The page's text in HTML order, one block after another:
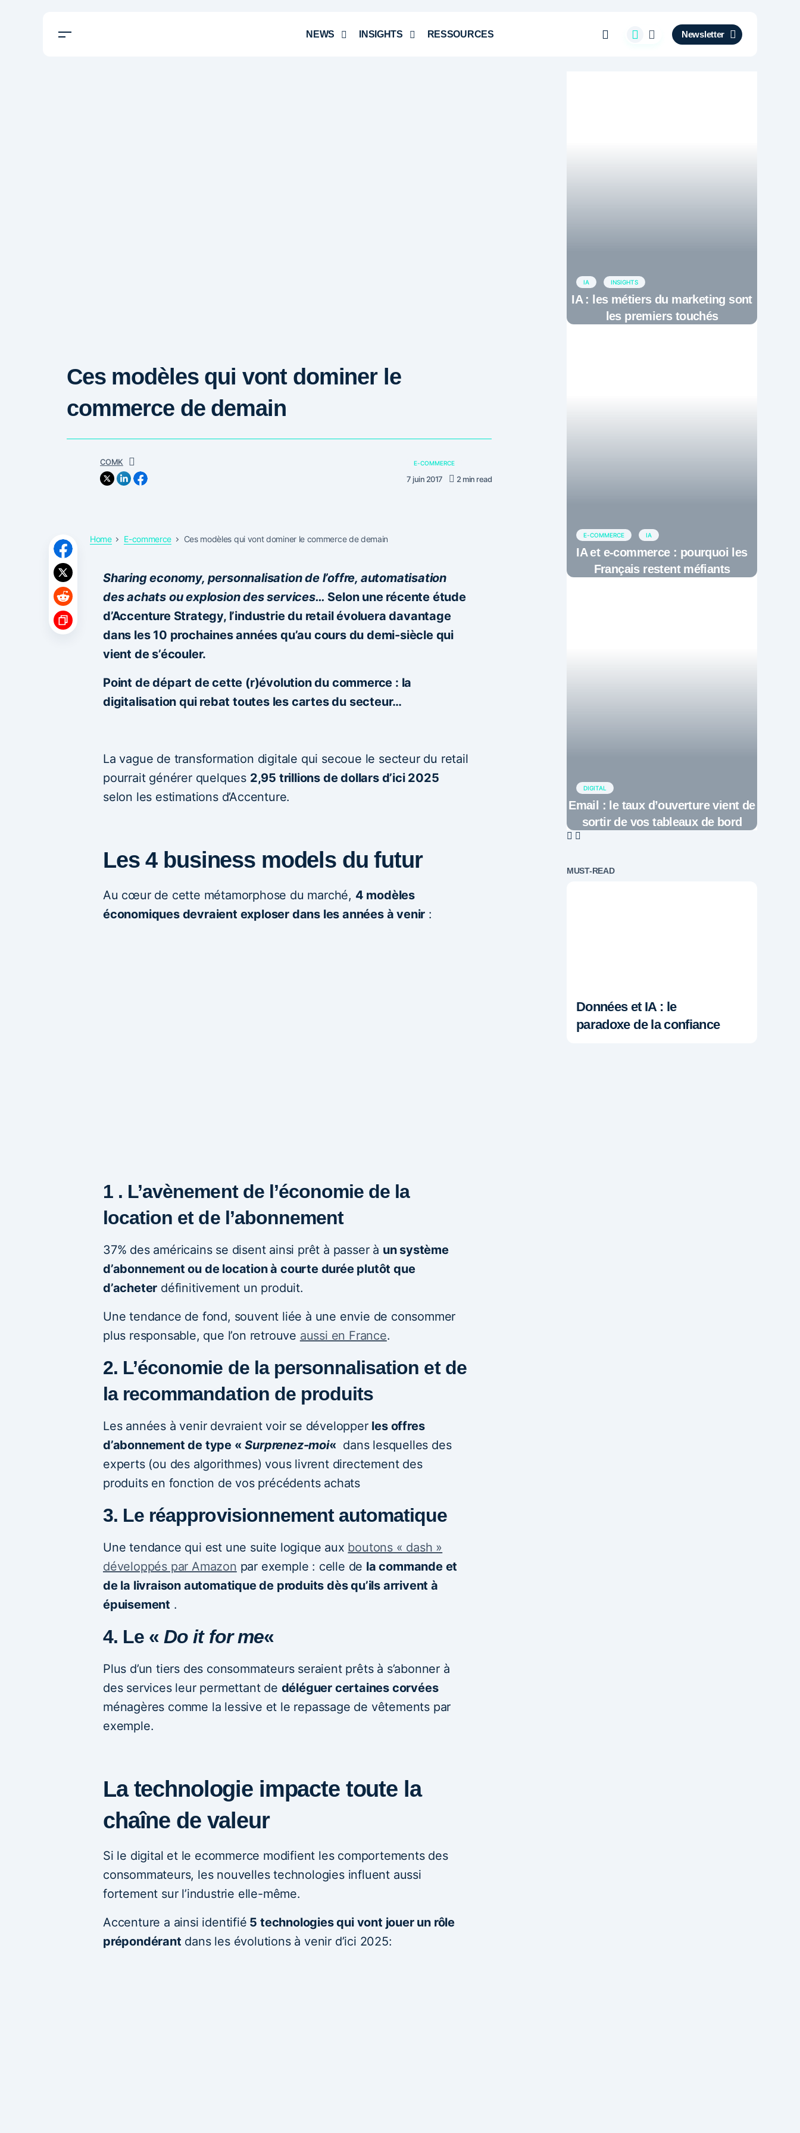
NEWS INSIGHTS RESSOURCES Newsletter
Ces modèles qui vont dominer le
commerce de demain
COMK E-COMMERCE
7 juin 2017 2 min read
Home E-commerce Ces modèles qui vont dominer le commerce de demain
Sharing economy, personnalisation de l’offre, automatisation
des achats ou explosion des services… Selon une récente étude
d’Accenture Strategy, l’industrie du retail évoluera davantage
dans les 10 prochaines années qu’au cours du demi-siècle qui
vient de s’écouler.
Point de départ de cette (r)évolution du commerce : la
digitalisation qui rebat toutes les cartes du secteur…
La vague de transformation digitale qui secoue le secteur du retail
pourrait générer quelques 2,95 trillions de dollars d’ici 2025
selon les estimations d’Accenture.
Les 4 business models du futur
Au cœur de cette métamorphose du marché, 4 modèles
économiques devraient exploser dans les années à venir :
1 . L’avènement de l’économie de la
location et de l’abonnement
37% des américains se disent ainsi prêt à passer à un système
d’abonnement ou de location à courte durée plutôt que
d’acheter définitivement un produit.
Une tendance de fond, souvent liée à une envie de consommer
plus responsable, que l’on retrouve aussi en France.
2. L’économie de la personnalisation et de
la recommandation de produits
Les années à venir devraient voir se développer les offres
d’abonnement de type «Surprenez-moi« dans lesquelles des
experts (ou des algorithmes) vous livrent directement des
produits en fonction de vos précédents achats
3. Le réapprovisionnement automatique
Une tendance qui est une suite logique aux boutons « dash »
développés par Amazon par exemple : celle de la commande et
de la livraison automatique de produits dès qu’ils arrivent à
épuisement .
4. Le «Do it for me«
Plus d’un tiers des consommateurs seraient prêts à s’abonner à
des services leur permettant de déléguer certaines corvées
ménagères comme la lessive et le repassage de vêtements par
exemple.
La technologie impacte toute la
chaîne de valeur
Si le digital et le ecommerce modifient les comportements des
consommateurs, les nouvelles technologies influent aussi
fortement sur l’industrie elle-même.
Accenture a ainsi identifié 5 technologies qui vont jouer un rôle
prépondérant dans les évolutions à venir d’ici 2025:
IA INSIGHTS
IA : les métiers du marketing sont
les premiers touchés
E-COMMERCE IA
IA et e-commerce : pourquoi les
Français restent méfiants
DIGITAL
Email : le taux d’ouverture vient de
sortir de vos tableaux de bord
MUST-READ
Données et IA : le
paradoxe de la confiance